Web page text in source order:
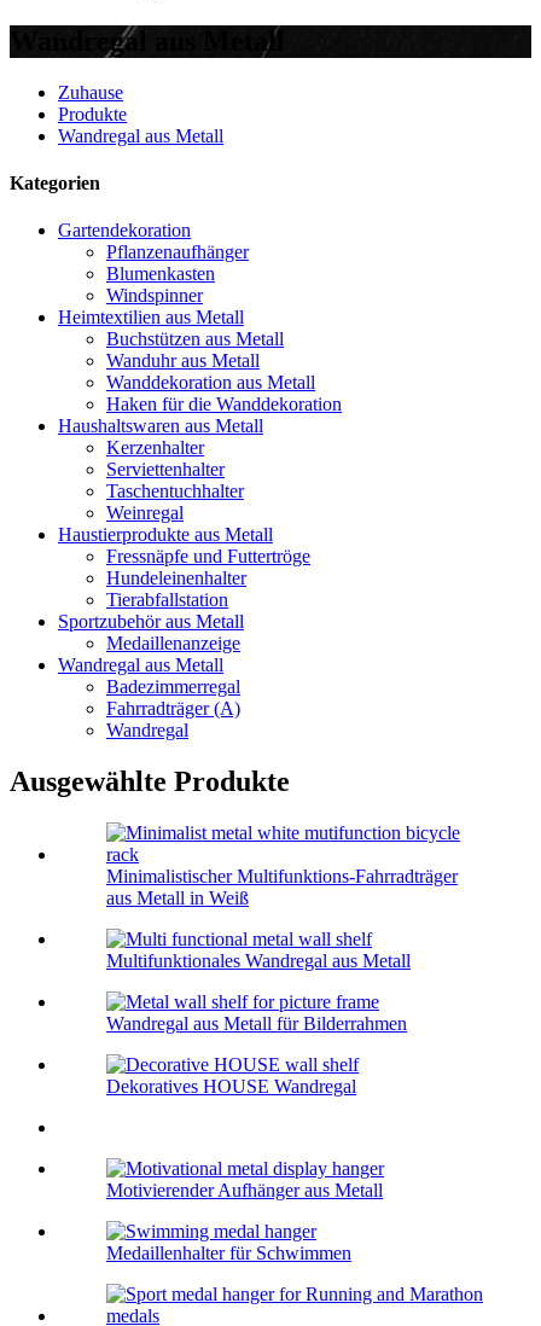
Wandregal aus Metall
Zuhause
Produkte
Wandregal aus Metall
Kategorien
Gartendekoration
Pflanzenaufhänger
Blumenkasten
Windspinner
Heimtextilien aus Metall
Buchstützen aus Metall
Wanduhr aus Metall
Wanddekoration aus Metall
Haken für die Wanddekoration
Haushaltswaren aus Metall
Kerzenhalter
Serviettenhalter
Taschentuchhalter
Weinregal
Haustierprodukte aus Metall
Fressnäpfe und Futtertröge
Hundeleinenhalter
Tierabfallstation
Sportzubehör aus Metall
Medaillenanzeige
Wandregal aus Metall
Badezimmerregal
Fahrradträger (A)
Wandregal
Ausgewählte Produkte
Minimalistischer Multifunktions-Fahrradträger
aus Metall in Weiß
Multifunktionales Wandregal aus Metall
Wandregal aus Metall für Bilderrahmen
Dekoratives HOUSE Wandregal
Motivierender Aufhänger aus Metall
Medaillenhalter für Schwimmen